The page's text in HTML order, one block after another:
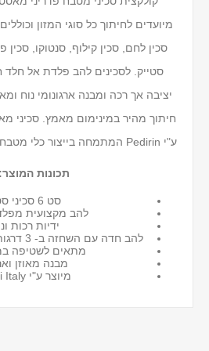
מיועדים לחיתוך כל סוגי המזון
סכין לחם, סכין קילוף, סנטוקו, סכין
סטייק. לסכינים להב פלדת אל חלד
יציבה אך רכה ומבנה ארגונומי נוח
חיתוך מהיר במינימום מאמץ. סכיני
ע"י Pedirin המתמחה בייצור כלי מטבח באיטליה מזה 75 שנים!
תכונות המוצר:
סט 6 סכיני סטייק
להב מקצועית
ידיות רכות
להב חדה עם השחזה ב- 3 דרגות (Triple Sharpening)
מתאים לשטיפה
מבנה מאוזן
מיוצר ע"י Pedrini Italy